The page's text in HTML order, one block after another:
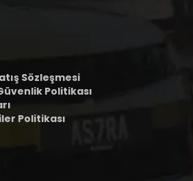
Sözleşmesi
Politikası
Politikası